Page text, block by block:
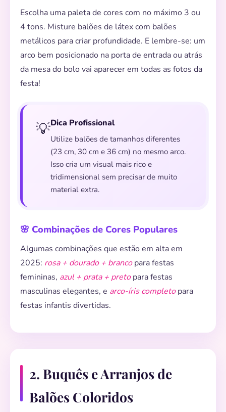
Escolha uma paleta de cores com no máximo 3 ou
4 tons. Misture balões de látex com balões
metálicos para criar profundidade. E lembre-se: um
arco bem posicionado na porta de entrada ou atrás
da mesa do bolo vai aparecer em todas as fotos da
festa!
💡Dica Profissional
Utilize balões de tamanhos diferentes
(23 cm, 30 cm e 36 cm) no mesmo arco.
Isso cria um visual mais rico e
tridimensional sem precisar de muito
material extra.
🌸 Combinações de Cores Populares
Algumas combinações que estão em alta em
2025: rosa + dourado + brancopara festas
femininas, azul + prata + pretopara festas
masculinas elegantes, e arco-íris completopara
festas infantis divertidas.
2. Buquês e Arranjos de
Balões Coloridos